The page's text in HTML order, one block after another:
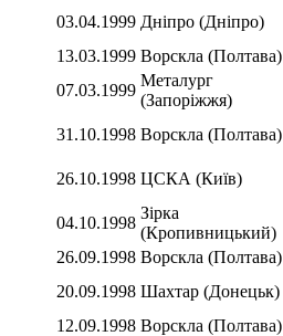
03.04.1999 Дніпро (Дніпро)
13.03.1999 Ворскла (Полтава)
07.03.1999
Металург
(Запоріжжя)
31.10.1998 Ворскла (Полтава)
26.10.1998 ЦСКА (Київ)
04.10.1998
Зірка
(Кропивницький)
26.09.1998 Ворскла (Полтава)
20.09.1998 Шахтар (Донецьк)
12.09.1998 Ворскла (Полтава)